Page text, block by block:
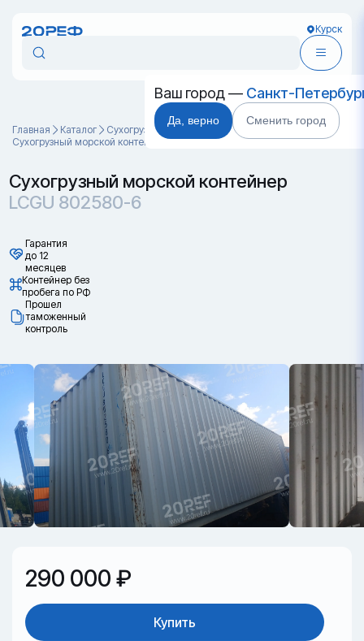
Курск
Ваш город — Санкт-
Да, верно Сменить город
Главная Каталог
Cухогрузные морские контейнеры
Сухогрузный морской контейнер LCGU 802580-6
Сухогрузный морской контейнер
LCGU 802580-6
Гарантия
до 12
месяцев
Контейнер без
пробега по РФ
Прошел
таможенный
контроль
290 000 ₽
Купить